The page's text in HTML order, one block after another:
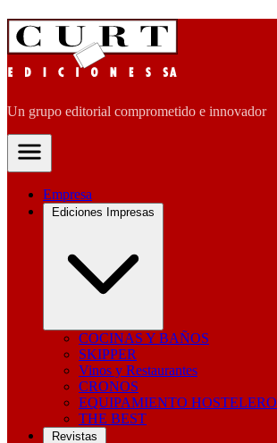
Un grupo editorial comprometido e innovador
Empresa
Ediciones Impresas
COCINAS Y BAÑOS
SKIPPER
Vinos y Restaurantes
CRONOS
EQUIPAMIENTO HOSTELERO
THE BEST
Revistas